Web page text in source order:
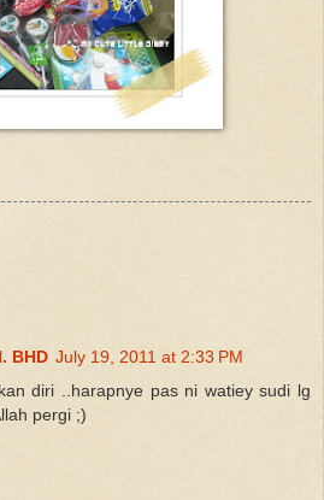
BHD July 19, 2011 at 2:33 PM
diri ..harapnye pas ni watiey sudi lg
pergi ;)